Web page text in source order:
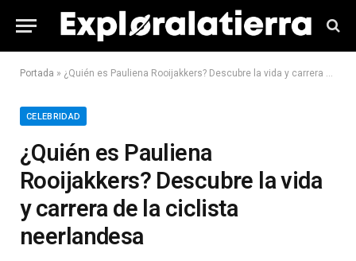
Portada » ¿Quién es Pauliena Rooijakkers? Descubre la vida y carrera de la ciclista neerlandesa
CELEBRIDAD
¿Quién es Pauliena
Rooijakkers? Descubre la vida
y carrera de la ciclista
neerlandesa